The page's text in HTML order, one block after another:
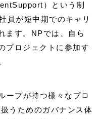
）という制
員が短中期でのキャリ
ます。NPでは、自ら
プロジェクトに参加す
ープが持つ様々なプロ
うためのガバナンス体